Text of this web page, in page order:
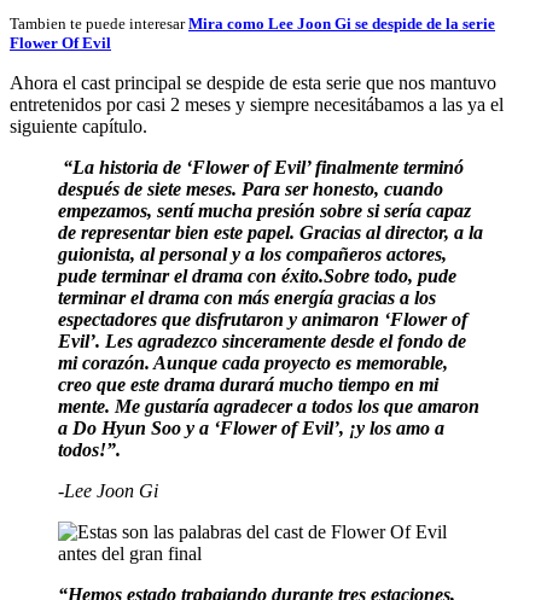
Tambien te puede interesarMira como Lee Joon Gi se despide de la serie
Flower Of Evil
Ahora el cast principal se despide de esta serie que nos mantuvo
entretenidos por casi 2 meses y siempre necesitábamos a las ya el
siguiente capítulo.
“La historia de ‘Flower of Evil’ finalmente terminó
después de siete meses. Para ser honesto, cuando
empezamos, sentí mucha presión sobre si sería capaz
de representar bien este papel. Gracias al director, a la
guionista, al personal y a los compañeros actores,
pude terminar el drama con éxito.Sobre todo, pude
terminar el drama con más energía gracias a los
espectadores que disfrutaron y animaron ‘Flower of
Evil’. Les agradezco sinceramente desde el fondo de
mi corazón. Aunque cada proyecto es memorable,
creo que este drama durará mucho tiempo en mi
mente. Me gustaría agradecer a todos los que amaron
a Do Hyun Soo y a ‘Flower of Evil’, ¡y los amo a
todos!”.
-Lee Joon Gi
“Hemos estado trabajando durante tres estaciones,